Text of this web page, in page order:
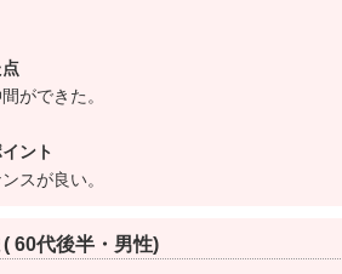
1月1日～正会員・平日会員での記
4月1日より、年会費及びプレー料
：4月～3月
改定前】30,000円（税別）→【改
【改定前】20,400円（税別）→【
ができた。
ント
スが良い。
( 60代後半・男性)